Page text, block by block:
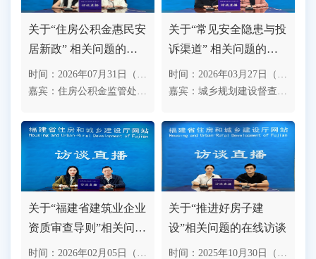
关于“住房公积金惠民安
居新政” 相关问题的在
线访谈
时间：2026年07月31日（星期五）10时
嘉宾：住房公积金监管处处长兰邵华
关于“常见安全隐患与投
诉渠道” 相关问题的在
线访谈
时间：2026年03月27日（星期五）10时
嘉宾：城乡规划建设督查中心主任李宏珠
关于“福建省建筑业企业
资质审查导则”相关问题
的在线访谈
时间：2026年02月05日（星期四）10时
关于“推进好房子建
设”相关问题的在线访谈
时间：2025年10月30日（星期四）10时